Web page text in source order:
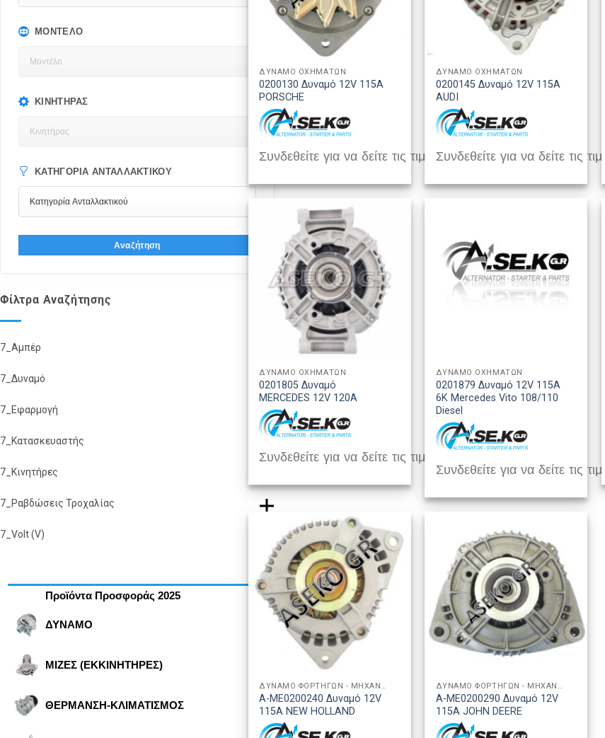
ΜΟΝΤΈΛΟ
ΚΙΝΗΤΉΡΑΣ
ΚΑΤΗΓΟΡΊΑ ΑΝΤΑΛΛΑΚΤΙΚΟΎ
Αναζήτηση
Φίλτρα Αναζήτησης
7_Αμπέρ
7_Δυναμό
7_Εφαρμογή
7_Κατασκευαστής
7_Κινητήρες
7_Ραβδώσεις Τροχαλίας
7_Volt (V)
Προϊόντα Προσφοράς 2025
ΔΥΝΑΜΟ
ΜΙΖΕΣ (ΕΚΚΙΝΗΤΗΡΕΣ)
ΘΕΡΜΑΝΣΗ-ΚΛΙΜΑΤΙΣΜΟΣ
ΔΥΝΑΜΟ ΟΧΗΜΑΤΩΝ
0200130 Δυναμό 12V 115A
PORSCHE
Συνδεθείτε για να δείτε τις τιμές
ΔΥΝΑΜΟ ΟΧΗΜΑΤΩΝ
0200145 Δυναμό 12V 115A
AUDI
Συνδεθείτε για να δείτε τις
ΔΥΝΑΜΟ ΟΧΗΜΑΤΩΝ
0201805 Δυναμό
MERCEDES 12V 120A
Συνδεθείτε για να δείτε τις τιμές
ΔΥΝΑΜΟ ΟΧΗΜΑΤΩΝ
0201879 Δυναμό 12V 115A
6K Mercedes Vito 108/110
Diesel
Συνδεθείτε για να δείτε τις
ΔΥΝΑΜΟ ΦΟΡΤΗΓΩΝ - ΜΗΧΑΝΗΜΑΤΩΝ
A-ME0200240 Δυναμό 12V
115A NEW HOLLAND
ΔΥΝΑΜΟ ΦΟΡΤΗΓΩΝ - ΜΗΧΑΝΗΜΑΤΩΝ
A-ME0200290 Δυναμό 12V
115A JOHN DEERE